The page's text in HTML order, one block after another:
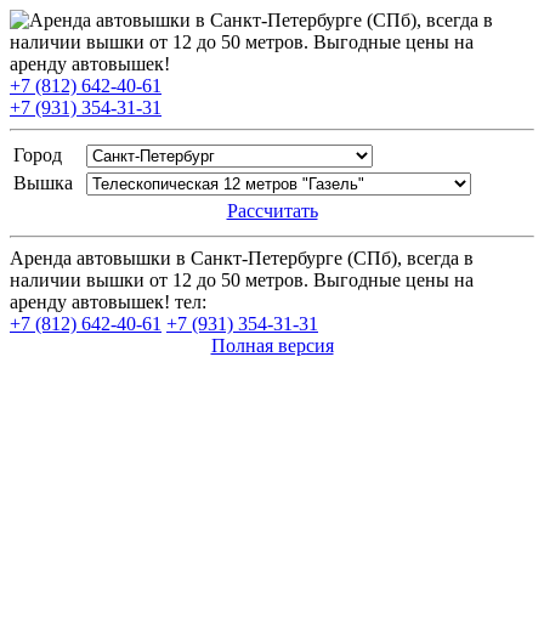
+7 (812) 642-40-61
+7 (931) 354-31-31
Город
Вышка
Рассчитать
Аренда автовышки в Санкт-Петербурге (СПб), всегда в
наличии вышки от 12 до 50 метров. Выгодные цены на
аренду автовышек! тел:
+7 (812) 642-40-61 +7 (931) 354-31-31
Полная версия